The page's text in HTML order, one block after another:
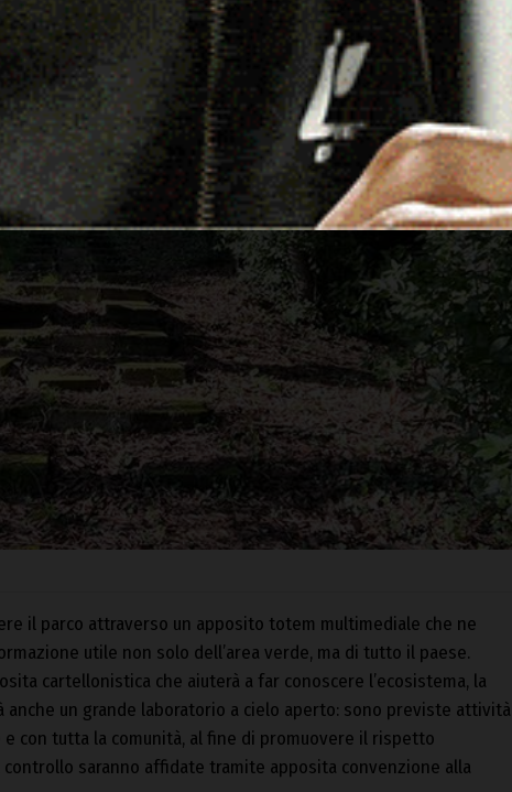
il parco attraverso un apposito totem multimediale che ne
utile non solo dell’area verde, ma di tutto il paese.
cartellonistica che aiuterà a far conoscere l’ecosistema, la
anche un grande laboratorio a cielo aperto: sono previste attività
con tutta la comunità, al fine di promuovere il rispetto
saranno affidate tramite apposita convenzione alla